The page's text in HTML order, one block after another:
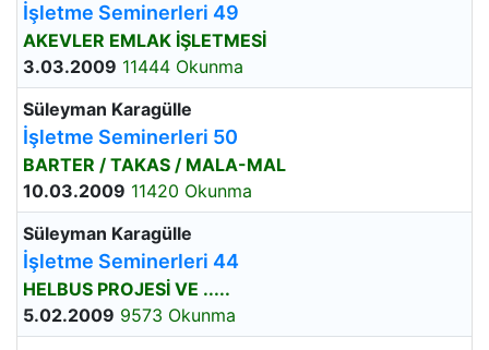
İşletme Seminerleri 49
AKEVLER EMLAK İŞLETMESİ
3.03.2009 11444 Okunma
Süleyman Karagülle
İşletme Seminerleri 50
BARTER / TAKAS / MALA-MAL
10.03.2009 11420 Okunma
Süleyman Karagülle
İşletme Seminerleri 44
HELBUS PROJESİ VE .....
5.02.2009 9573 Okunma